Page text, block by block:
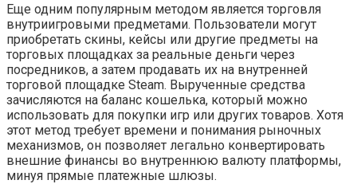
Еще одним популярным методом является торговля
внутриигровыми предметами. Пользователи могут
приобретать скины, кейсы или другие предметы на
торговых площадках за реальные деньги через
посредников, а затем продавать их на внутренней
торговой площадке Steam. Вырученные средства
зачисляются на баланс кошелька, который можно
использовать для покупки игр или других товаров. Хотя
этот метод требует времени и понимания рыночных
механизмов, он позволяет легально конвертировать
внешние финансы во внутреннюю валюту платформы,
минуя прямые платежные шлюзы.